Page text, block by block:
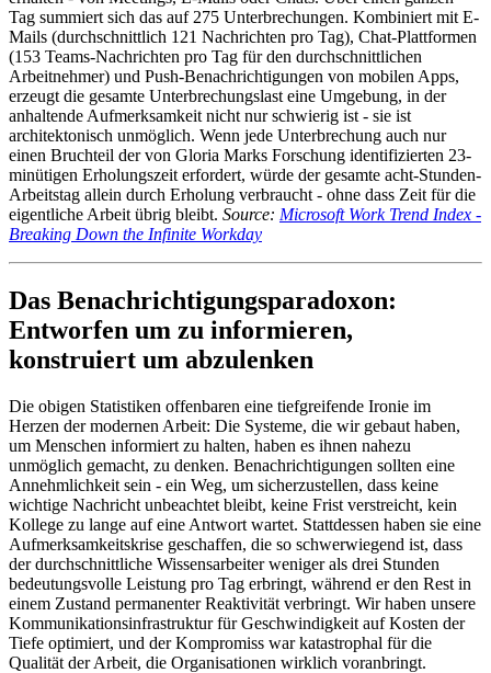
Tag summiert sich das auf 275 Unterbrechungen. Kombiniert mit E-
Mails (durchschnittlich 121 Nachrichten pro Tag), Chat-Plattformen
(153 Teams-Nachrichten pro Tag für den durchschnittlichen
Arbeitnehmer) und Push-Benachrichtigungen von mobilen Apps,
erzeugt die gesamte Unterbrechungslast eine Umgebung, in der
anhaltende Aufmerksamkeit nicht nur schwierig ist - sie ist
architektonisch unmöglich. Wenn jede Unterbrechung auch nur
einen Bruchteil der von Gloria Marks Forschung identifizierten 23-
minütigen Erholungszeit erfordert, würde der gesamte acht-Stunden-
Arbeitstag allein durch Erholung verbraucht - ohne dass Zeit für die
eigentliche Arbeit übrig bleibt. Source: Microsoft Work Trend Index -
Breaking Down the Infinite Workday
Das Benachrichtigungsparadoxon:
Entworfen um zu informieren,
konstruiert um abzulenken
Die obigen Statistiken offenbaren eine tiefgreifende Ironie im
Herzen der modernen Arbeit: Die Systeme, die wir gebaut haben,
um Menschen informiert zu halten, haben es ihnen nahezu
unmöglich gemacht, zu denken. Benachrichtigungen sollten eine
Annehmlichkeit sein - ein Weg, um sicherzustellen, dass keine
wichtige Nachricht unbeachtet bleibt, keine Frist verstreicht, kein
Kollege zu lange auf eine Antwort wartet. Stattdessen haben sie eine
Aufmerksamkeitskrise geschaffen, die so schwerwiegend ist, dass
der durchschnittliche Wissensarbeiter weniger als drei Stunden
bedeutungsvolle Leistung pro Tag erbringt, während er den Rest in
einem Zustand permanenter Reaktivität verbringt. Wir haben unsere
Kommunikationsinfrastruktur für Geschwindigkeit auf Kosten der
Tiefe optimiert, und der Kompromiss war katastrophal für die
Qualität der Arbeit, die Organisationen wirklich voranbringt.